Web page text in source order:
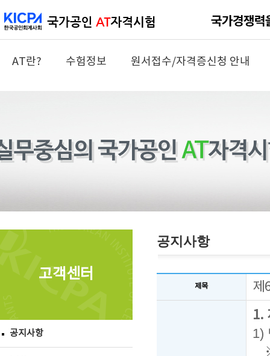
AT란? 수험정보 원서접수/자격증신청 안내
고객센터
공지사항
공지사항
제목 제
1.
1)